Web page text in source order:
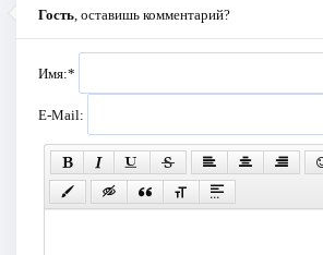
Гость , оставишь комментарий?
Имя:*
E-Mail: